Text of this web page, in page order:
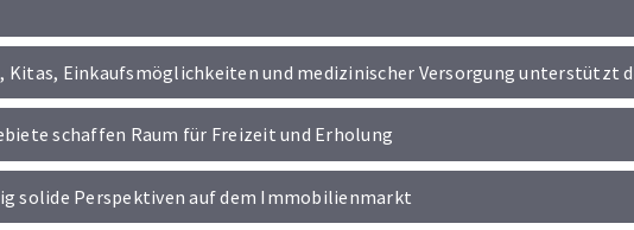
Einkaufsmöglichkeiten und medizinischer Versorgung unterstützt
schaffen Raum für Freizeit und Erholung
solide Perspektiven auf dem Immobilienmarkt